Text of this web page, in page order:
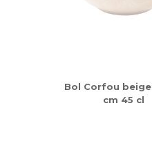
Bol Corfou beige
cm 45 cl